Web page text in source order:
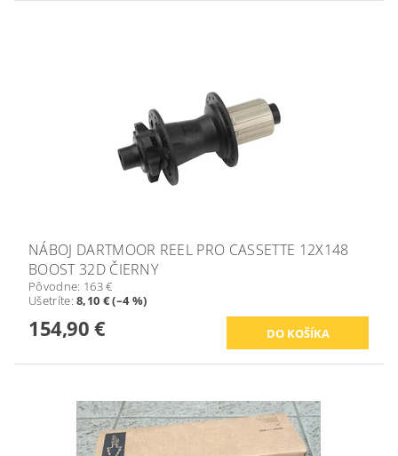
NÁBOJ DARTMOOR REEL PRO CASSETTE 12X148
BOOST 32D ČIERNY
Pôvodne: 163 €
Ušetríte:8,10 € (–4 %)
154,90 €